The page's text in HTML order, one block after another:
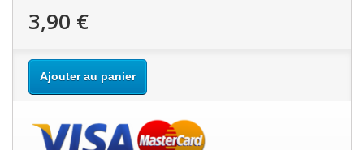
3,90 €
Ajouter au panier